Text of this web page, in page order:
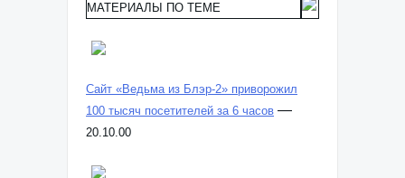
МАТЕРИАЛЫ ПО ТЕМЕ
Сайт «Ведьма из Блэр-2» приворожил
100 тысяч посетителей за 6 часов —
20.10.00